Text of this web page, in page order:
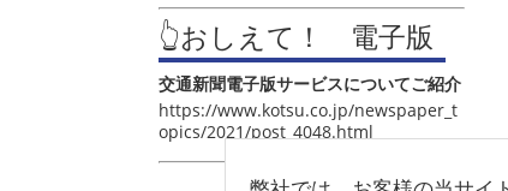
👆おしえて！ 電子版
交通新聞電子版サービスについてご紹介
https://www.kotsu.co.jp/newspaper_t
opics/2021/post_4048.html